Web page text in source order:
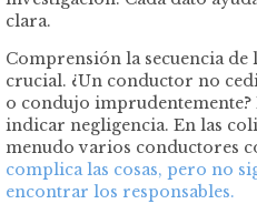
clara.
Comprensión la secuencia de
crucial. ¿Un conductor no
o condujo imprudentemente?
indicar negligencia. En las
menudo varios conductores
complica las cosas, pero no
encontrar los responsables.